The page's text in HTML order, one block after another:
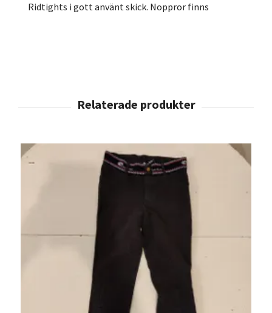
Ridtights i gott använt skick. Noppror finns